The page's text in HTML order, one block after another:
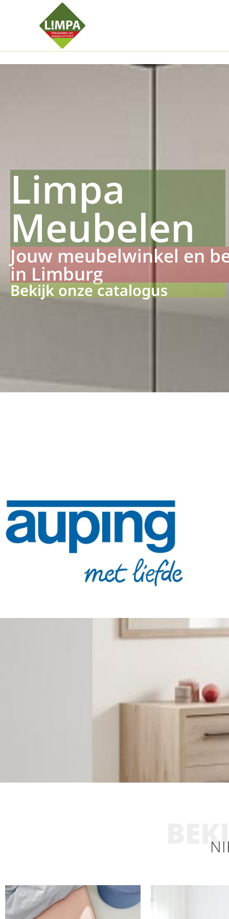
Anhangerma Sommersch
Limpa
Meubelen
Jouw meubelwinkel en
in Limburg
Bekijk onze catalogus